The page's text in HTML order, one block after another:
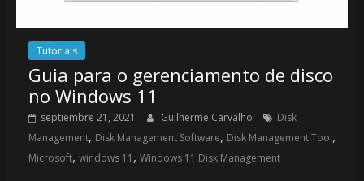
Tutorials
Guia para o gerenciamento de disco
no Windows 11
septiembre 21, 2021 Guilherme Carvalho
Disk
Management, Disk Management Software, Disk Management Tool,
Microsoft, windows 11 , Windows 11 Disk Management